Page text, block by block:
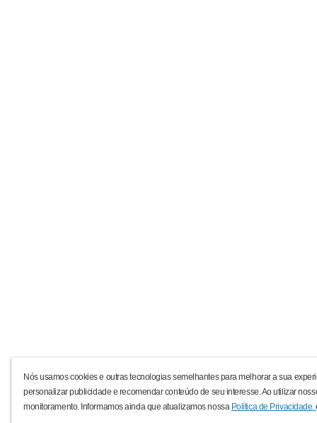
Nós usamos cookies e outras tecnologias semelhantes para melhorar a sua
personalizar publicidade e recomendar conteúdo de seu interesse. Ao utilizar
monitoramento. Informamos ainda que atualizamos nossa Política de Privacidade.